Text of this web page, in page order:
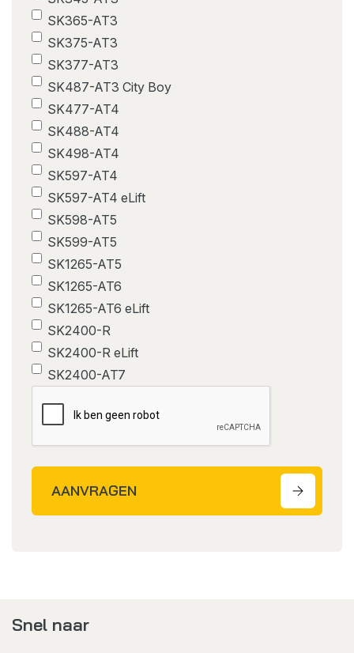
SK365-AT3
SK375-AT3
SK377-AT3
SK487-AT3 City Boy
SK477-AT4
SK488-AT4
SK498-AT4
SK597-AT4
SK597-AT4 eLift
SK598-AT5
SK599-AT5
SK1265-AT5
SK1265-AT6
SK1265-AT6 eLift
SK2400-R
SK2400-R eLift
SK2400-AT7
AANVRAGEN
Snel naar